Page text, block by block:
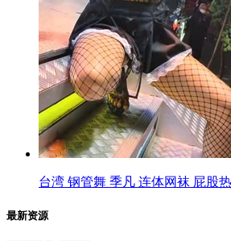
台湾 钢管舞 季凡 连体网袜 屁股
最新资源